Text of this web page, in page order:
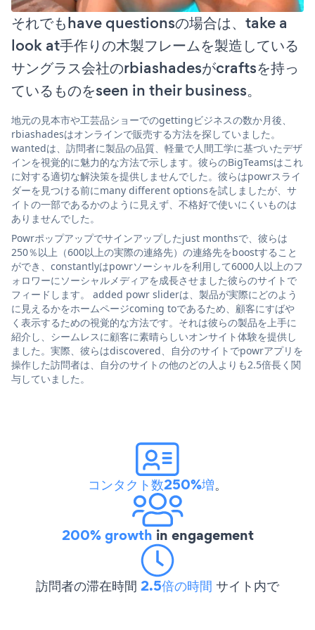
それでもhave questionsの場合は、take a
look at手作りの木製フレームを製造している
サングラス会社のrbiashadesがcraftsを持っ
ているものをseen in their business。
地元の見本市や工芸品ショーでのgettingビジネスの数か月後、
rbiashadesはオンラインで販売する方法を探していました。
wantedは、訪問者に製品の品質、軽量で人間工学に基づいたデザ
インを視覚的に魅力的な方法で示します。彼らのBigTeamsはこれ
に対する適切な解決策を提供しませんでした。彼らはpowrスライ
ダーを見つける前にmany different optionsを試しましたが、サ
イトの一部であるかのように見えず、不格好で使いにくいものは
ありませんでした。
Powrポップアップでサインアップしたjust monthsで、彼らは
250％以上（600以上の実際の連絡先）の連絡先をboostすること
ができ、constantlyはpowrソーシャルを利用して6000人以上のフ
ォロワーにソーシャルメディアを成長させました彼らのサイトで
フィードします。 added powr sliderは、製品が実際にどのよう
に見えるかをホームページcoming toであるため、顧客にすばや
く表示するための視覚的な方法です。それは彼らの製品を上手に
紹介し、シームレスに顧客に素晴らしいオンサイト体験を提供し
ました。実際、彼らはdiscovered、自分のサイトでpowrアプリを
操作した訪問者は、自分のサイトの他のどの人よりも2.5倍長く関
与していました。
コンタクト数250%増。
200% growth in engagement
訪問者の滞在時間 2.5倍の時間 サイト内で